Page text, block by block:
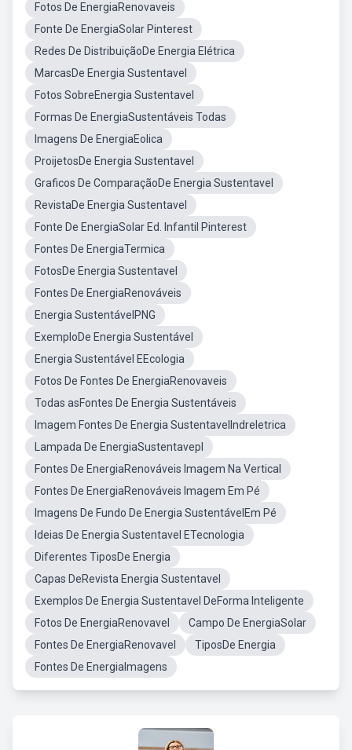
Fotos De EnergiaRenovaveis
Fonte De EnergiaSolar Pinterest
Redes De DistribuiçãoDe Energia Elétrica
MarcasDe Energia Sustentavel
Fotos SobreEnergia Sustentavel
Formas De EnergiaSustentáveis Todas
Imagens De EnergiaEolica
ProijetosDe Energia Sustentavel
Graficos De ComparaçãoDe Energia Sustentavel
RevistaDe Energia Sustentavel
Fonte De EnergiaSolar Ed. Infantil Pinterest
Fontes De EnergiaTermica
FotosDe Energia Sustentavel
Fontes De EnergiaRenováveis
Energia SustentávelPNG
ExemploDe Energia Sustentável
Energia Sustentável EEcologia
Fotos De Fontes De EnergiaRenovaveis
Todas asFontes De Energia Sustentáveis
Imagem Fontes De Energia SustentavelIndreletrica
Lampada De EnergiaSustentavepl
Fontes De EnergiaRenováveis Imagem Na Vertical
Fontes De EnergiaRenováveis Imagem Em Pé
Imagens De Fundo De Energia SustentávelEm Pé
Ideias De Energia Sustentavel ETecnologia
Diferentes TiposDe Energia
Capas DeRevista Energia Sustentavel
Exemplos De Energia Sustentavel DeForma Inteligente
Fotos De EnergiaRenovavel
Campo De EnergiaSolar
Fontes De EnergiaRenovavel
TiposDe Energia
Fontes De EnergiaImagens